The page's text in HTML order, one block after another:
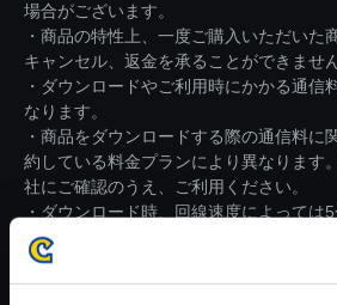
場合がございます。
・商品の特性上、一度ご購入いただいた
キャンセル、返金を承ることができません
・ダウンロードやご利用時にかかる通信
なります。
・商品をダウンロードする際の通信料に
約している料金プランにより異なります
社にご確認のうえ、ご利用ください。
・ダウンロード時、回線速度によっては
がかかる場合がございます。
※ご購入いただいたファイルのダウンロ
が安定しているWifi環境でお試しくださ